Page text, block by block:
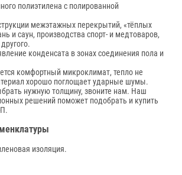
полиэтилена с полированной
межэтажных перекрытий, «тёплых
и саун, производства спорт- и медтоваров,
конденсата в зонах соединения пола и
комфортный микроклимат, тепло не
хорошо поглощает ударные шумы.
нужную толщину, звоните нам. Наш
решений поможет подобрать и купить
изоляция.